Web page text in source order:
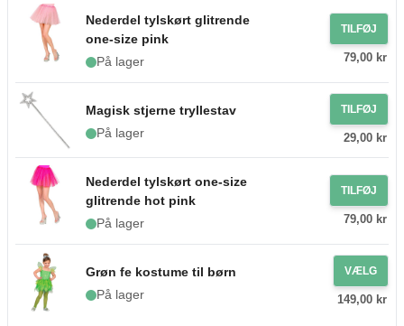
Nederdel tylskørt glitrende
one-size pink
På lager
TILFØJ
79,00 kr
Magisk stjerne tryllestav
På lager
TILFØJ
29,00 kr
Nederdel tylskørt one-size
glitrende hot pink
På lager
TILFØJ
79,00 kr
Grøn fe kostume til børn
På lager
VÆLG
149,00 kr